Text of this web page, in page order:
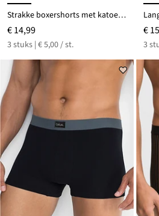
Strakke boxershorts met katoen (set van 3)
€ 14,99
3 stuks | € 5,00 / st.
€
3